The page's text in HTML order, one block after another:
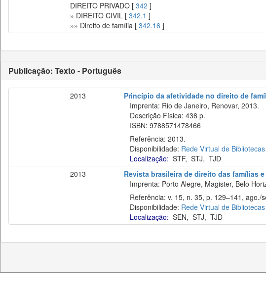
DIREITO PRIVADO [ 342 ]
» DIREITO CIVIL [ 342.1 ]
»» Direito de família [ 342.16 ]
Publicação: Texto - Português
2013 Princípio da afetividade no direito de
Imprenta: Rio de Janeiro, Renovar, 2013.
Descrição Física: 438 p.
ISBN: 9788571478466
Referência: 2013.
Disponibilidade: Rede Virtual de Bibliotecas
Localização: STF, STJ, TJD
2013
Revista brasileira de direito das famílias
Imprenta: Porto Alegre, Magister, Belo
Referência: v. 15, n. 35, p. 129–141, ago./
Disponibilidade: Rede Virtual de Bibliotecas
Localização: SEN, STJ, TJD